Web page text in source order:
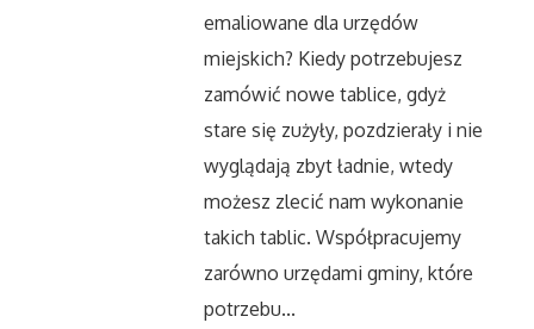
Salony, Komisy
Agencje Reklamowe
Materiały Reklamowe
Ćwiczenia
emaliowane dla urzędów
miejskich? Kiedy potrzebujesz
zamówić nowe tablice, gdyż
stare się zużyły, pozdzierały i nie
wyglądają zbyt ładnie, wtedy
możesz zlecić nam wykonanie
takich tablic. Współpracujemy
zarówno urzędami gminy, które
potrzebu...